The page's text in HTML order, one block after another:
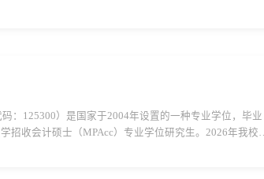
：125300）是国家于2004年设置的一种专业学位，毕业
收会计硕士（MPAcc）专业学位研究生。2026年我校计